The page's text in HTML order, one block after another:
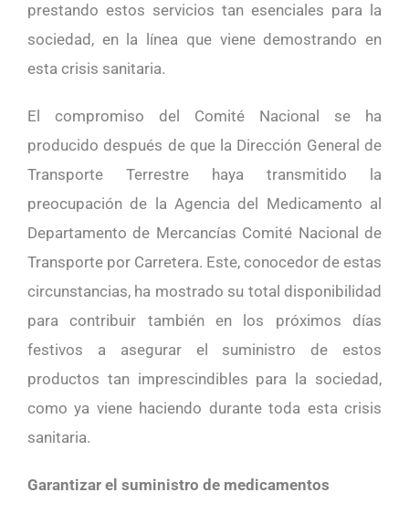
prestando estos servicios tan esenciales para la
sociedad, en la línea que viene demostrando en
esta crisis sanitaria.
El compromiso del Comité Nacional se ha
producido después de que la Dirección General de
Transporte Terrestre haya transmitido la
preocupación de la Agencia del Medicamento al
Departamento de Mercancías Comité Nacional de
Transporte por Carretera. Este, conocedor de estas
circunstancias, ha mostrado su total disponibilidad
para contribuir también en los próximos días
festivos a asegurar el suministro de estos
productos tan imprescindibles para la sociedad,
como ya viene haciendo durante toda esta crisis
sanitaria.
Garantizar el suministro de medicamentos